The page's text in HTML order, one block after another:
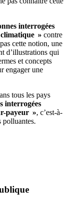
interrogées
» contre
cette notion, une
d’illustrations qui
et concepts
engager une
tous les pays
interrogées
payeur », c’est-à-
polluantes.